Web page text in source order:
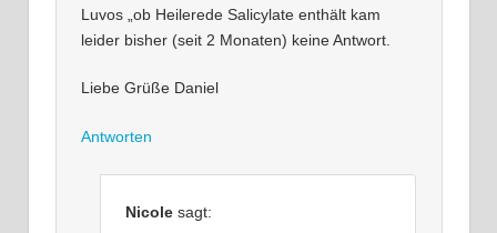
Luvos „ob Heilerede Salicylate enthält kam
leider bisher (seit 2 Monaten) keine Antwort.
Liebe Grüße Daniel
Antworten
Nicole sagt: